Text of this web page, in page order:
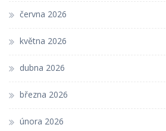
června 2026
května 2026
dubna 2026
března 2026
února 2026